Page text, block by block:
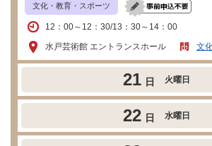
文化・教育・スポーツ
12：00～12：30/13：30～14：00
水戸芸術館 エントランスホール
文
21 日 火曜日
22 日 水曜日